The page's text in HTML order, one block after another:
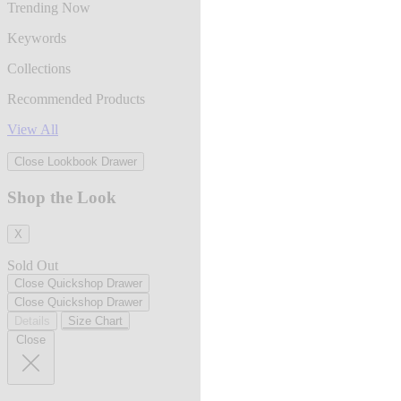
Trending Now
Keywords
Collections
Recommended Products
View All
Close Lookbook Drawer
Shop the Look
X
Sold Out
Close Quickshop Drawer
Close Quickshop Drawer
Size Chart
Close